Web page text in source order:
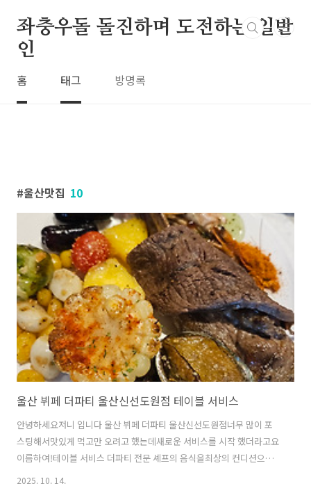
좌충우돌 돌진하며 도전하는 일반
인
홈 태그 방명록
울산맛집 10
울산 뷔페 더파티 울산신선도원점 테이블 서비스
안녕하세요저니 입니다 울산 뷔페 더파티 울산신선도원점너무 많이 포
스팅해서맛있게 먹고만 오려고 했는데새로운 서비스를 시작 했더라고요
이름하여!테이블 서비스 더파티 전문 셰프의 음식을최상의 컨디션으로
즐기실 수 있도록직접 서비스해드리고 있습니다 자주 방문하는 저희 가
2025. 10. 14.